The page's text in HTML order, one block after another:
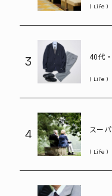
Life
3
40代
Life
4
スー
Life